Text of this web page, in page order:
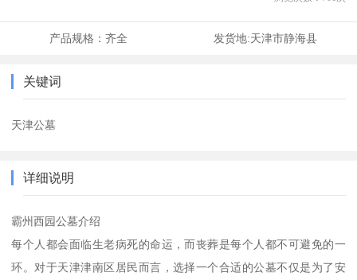
产品规格： 齐全 发货地:天津市静海县
关键词
天津公墓
详细说明
霸州西园公墓介绍
每个人都会面临生老病死的命运，而丧葬是每个人都不可避免的一
环。对于天津津南区居民而言，选择一个合适的公墓不仅是为了安